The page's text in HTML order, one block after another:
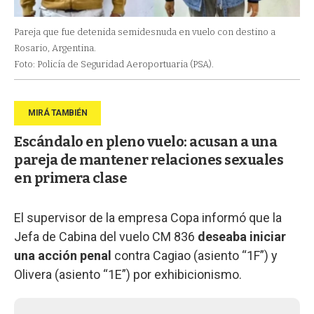
Pareja que fue detenida semidesnuda en vuelo con destino a
Rosario, Argentina.
Foto: Policía de Seguridad Aeroportuaria (PSA).
Escándalo en pleno vuelo: acusan a una
pareja de mantener relaciones sexuales
en primera clase
El supervisor de la empresa Copa informó que la
Jefa de Cabina del vuelo CM 836 deseaba iniciar
una acción penal contra Cagiao (asiento “1F”) y
Olivera (asiento “1E”) por exhibicionismo.